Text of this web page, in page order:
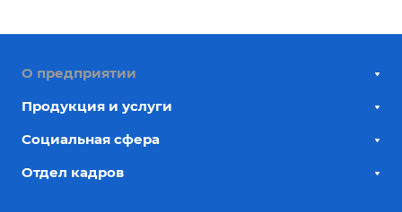
О предприятии
Продукция и услуги
Социальная сфера
Отдел кадров